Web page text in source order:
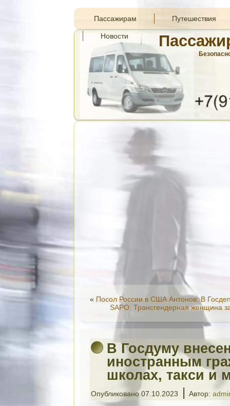
Пассажирам Путешествия
Новости
« Посол России в США Антонов: В
SAPO: Трансгендерная женщина
В Госдуму
иностранным
школах, такси и
Опубликовано 07.10.2023 | Автор: